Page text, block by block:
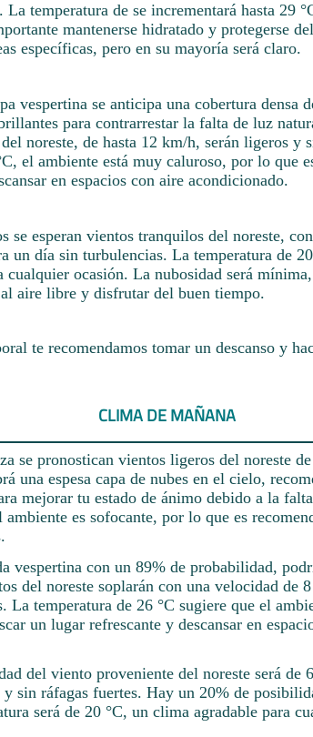
temperatura de se incrementará hasta 29
mantenerse hidratado y protegerse
específicas, pero en su mayoría será claro.
vespertina se anticipa una cobertura densa
para contrarrestar la falta de luz
noreste, de hasta 12 km/h, serán ligeros y
el ambiente está muy caluroso, por lo que
en espacios con aire acondicionado.
se esperan vientos tranquilos del noreste,
un día sin turbulencias. La temperatura de
cualquier ocasión. La nubosidad será
aire libre y disfrutar del buen tiempo.
te recomendamos tomar un descanso y
CLIMA DE MAÑANA
se pronostican vientos ligeros del noreste
una espesa capa de nubes en el cielo,
mejorar tu estado de ánimo debido a la
es sofocante, por lo que es
vespertina con un 89% de probabilidad,
del noreste soplarán con una velocidad de
La temperatura de 26 °C sugiere que el
un lugar refrescante y descansar en
del viento proveniente del noreste será de
sin ráfagas fuertes. Hay un 20% de
será de 20 °C, un clima agradable para